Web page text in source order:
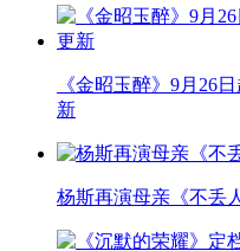
《金昭玉醉》9月26
新
杨斯再演母亲《不丢